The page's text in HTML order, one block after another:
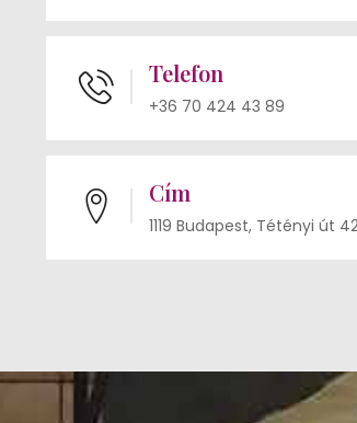
Telefon
+36 70 424 43 89
Cím
1119 Budapest, Tétényi út